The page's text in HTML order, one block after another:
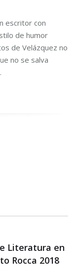
escritor con
de humor
de Velázquez no
no se salva
Literatura en
Rocca 2018